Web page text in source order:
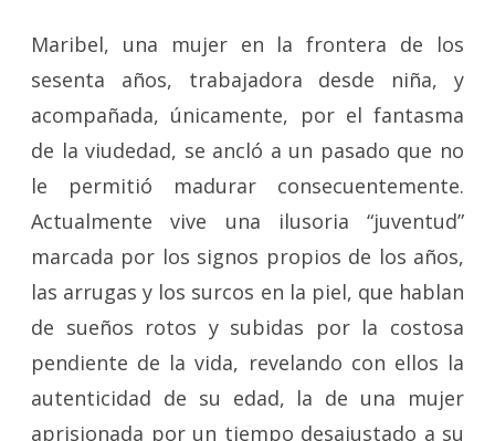
Maribel, una mujer en la frontera de los
sesenta años, trabajadora desde niña, y
acompañada, únicamente, por el fantasma
de la viudedad, se ancló a un pasado que no
le permitió madurar consecuentemente.
Actualmente vive una ilusoria “juventud”
marcada por los signos propios de los años,
las arrugas y los surcos en la piel, que hablan
de sueños rotos y subidas por la costosa
pendiente de la vida, revelando con ellos la
autenticidad de su edad, la de una mujer
aprisionada por un tiempo desajustado a su